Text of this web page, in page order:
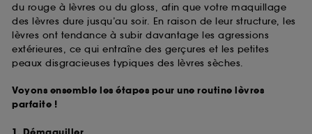
du rouge à lèvres ou du gloss, afin que votre maquillage
des lèvres dure jusqu’au soir. En raison de leur structure, les
lèvres ont tendance à subir davantage les agressions
extérieures, ce qui entraîne des gerçures et les petites
peaux disgracieuses typiques des lèvres sèches.
Voyons ensemble les étapes pour une routine lèvres
parfaite !